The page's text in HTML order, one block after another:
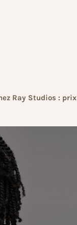
Ray Studios : prix